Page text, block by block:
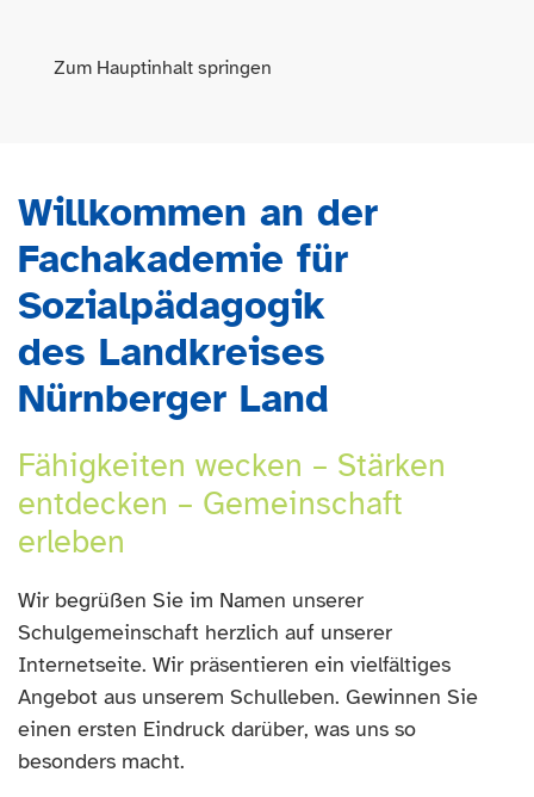
Zum Hauptinhalt springen
Willkommen an der
Fachakademie für
Sozialpädagogik
des Landkreises
Nürnberger Land
Fähigkeiten wecken – Stärken
entdecken – Gemeinschaft
erleben
Wir begrüßen Sie im Namen unserer
Schulgemeinschaft herzlich auf unserer
Internetseite. Wir präsentieren ein vielfältiges
Angebot aus unserem Schulleben. Gewinnen Sie
einen ersten Eindruck darüber, was uns so
besonders macht.